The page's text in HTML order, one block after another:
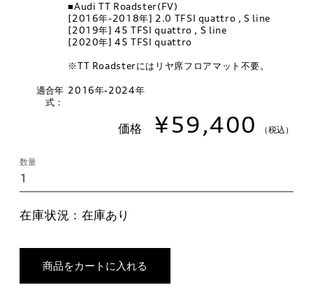
■Audi TT Roadster(FV)
[2016年-2018年] 2.0 TFSI quattro , S line
[2019年] 45 TFSI quattro , S line
[2020年] 45 TFSI quattro
※TT Roadsterにはリヤ席フロアマット不要。
適合年
式：
2016年-2024年
価格 ¥59,400 （税込）
数量
在庫状況：在庫あり
商品をカートに入れる